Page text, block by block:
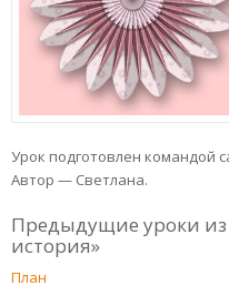
Урок подготовлен командой
Автор — Светлана.
Предыдущие уроки
история»
План